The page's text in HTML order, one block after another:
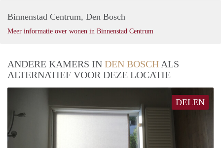
Binnenstad Centrum, Den Bosch
Meer informatie over wonen in Binnenstad Centrum
ANDERE KAMERS IN DEN BOSCH ALS
ALTERNATIEF VOOR DEZE LOCATIE
DELEN